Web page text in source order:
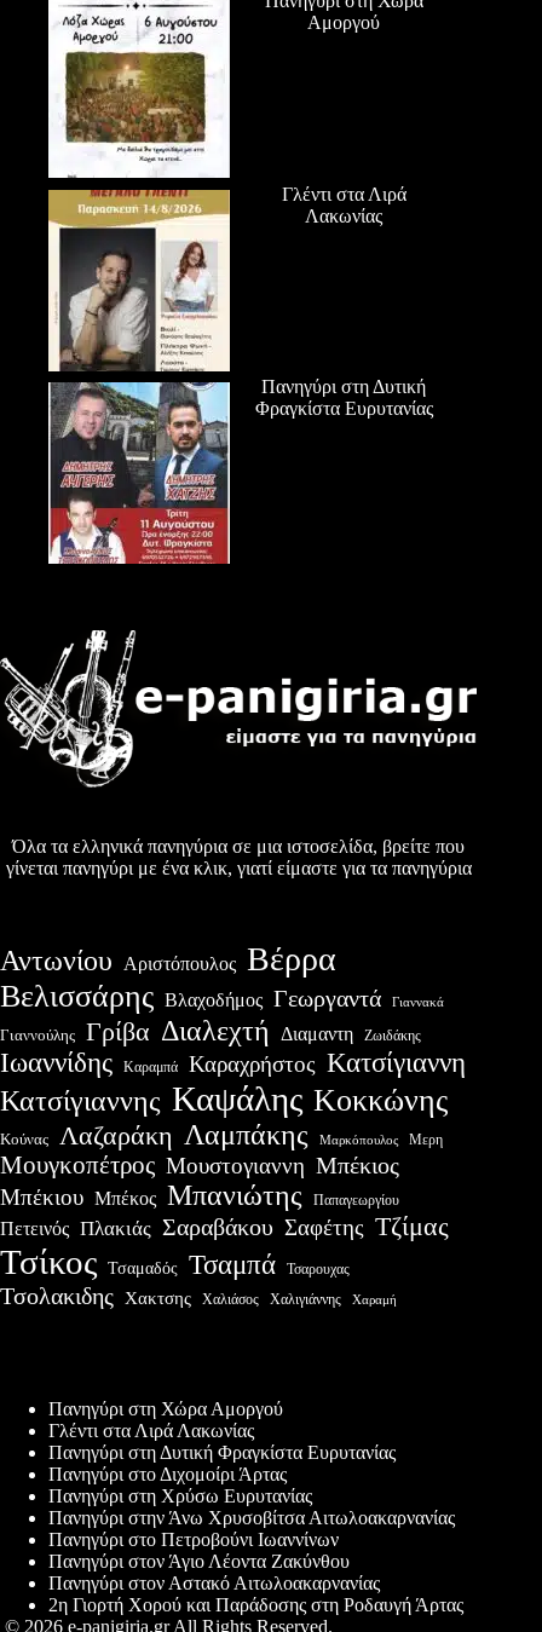
Αμοργού
Γλέντι στα Λιρά
Λακωνίας
Πανηγύρι στη Δυτική
Φραγκίστα Ευρυτανίας
Όλα τα ελληνικά πανηγύρια σε μια ιστοσελίδα, βρείτε που
γίνεται πανηγύρι με ένα κλικ, γιατί είμαστε για τα πανηγύρια
Αντωνίου Αριστόπουλος Βέρρα
Βελισσάρης Βλαχοδήμος Γεωργαντά Γιαννακά
Γιαννούλης Γρίβα Διαλεχτή Διαμαντη Ζωιδάκης
Ιωαννίδης Καραμπά Καραχρήστος Κατσίγιαννη
Κατσίγιαννης Καψάλης Κοκκώνης
Κούνας Λαζαράκη Λαμπάκης Μαρκόπουλος Μερη
Μουγκοπέτρος Μουστογιαννη Μπέκιος
Μπέκιου Μπέκος Μπανιώτης Παπαγεωργίου
Πετεινός Πλακιάς Σαραβάκου Σαφέτης Τζίμας
Τσίκος Τσαμαδός Τσαμπά Τσαρουχας
Τσολακιδης Χακτσης Χαλιάσος Χαλιγιάννης Χαραμή
Πανηγύρι στη Χώρα Αμοργού
Γλέντι στα Λιρά Λακωνίας
Πανηγύρι στη Δυτική Φραγκίστα Ευρυτανίας
Πανηγύρι στο Διχομοίρι Άρτας
Πανηγύρι στη Χρύσω Ευρυτανίας
Πανηγύρι στην Άνω Χρυσοβίτσα Αιτωλοακαρνανίας
Πανηγύρι στο Πετροβούνι Ιωαννίνων
Πανηγύρι στον Άγιο Λέοντα Ζακύνθου
Πανηγύρι στον Αστακό Αιτωλοακαρνανίας
2η Γιορτή Χορού και Παράδοσης στη Ροδαυγή Άρτας
© 2026 e-panigiria.gr All Rights Reserved.